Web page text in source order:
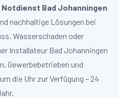
Notdienst Bad Johanningen
nachhaltige Lösungen bei
Wasserschaden oder
Installateur Bad Johanningen
Gewerbebetrieben und
die Uhr zur Verfügung – 24